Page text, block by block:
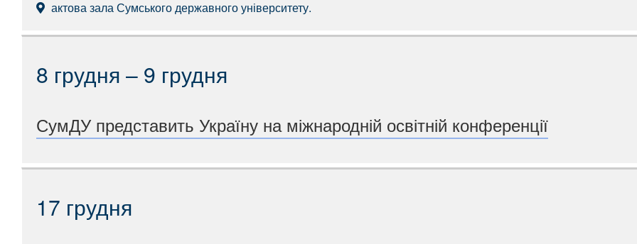
актова зала Сумського державного університету.
8 грудня – 9 грудня
СумДУ представить Україну на міжнародній освітній конференції
17 грудня